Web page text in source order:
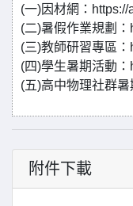
(一)因材網：
(二)暑假作業規劃：
(三)教師研習專區：
(四)學生暑期活動：
(五)高中物理社群暑
附件下載